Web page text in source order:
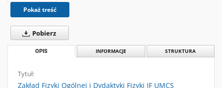
Pokaż treść
Pobierz
OPIS INFORMACJE STRUKTURA
Tytuł:
Zakład Fizyki Ogólnej i Dydaktyki Fizyki IF UMCS